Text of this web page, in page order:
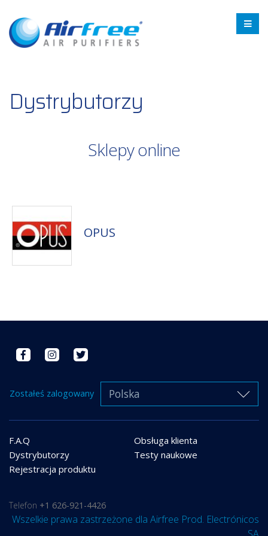
Dystrybutorzy
Sklepy online
OPUS
Zostałeś zalogowany Polska
F.A.Q
Obsługa klienta
Dystrybutorzy
Testy naukowe
Rejestracja produktu
Telefon +1 626-921-4426
Wszelkie prawa zastrzeżone dla Airfree Prod. Electrónicos